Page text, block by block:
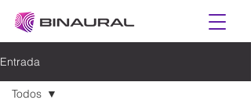
Entrada
Todos